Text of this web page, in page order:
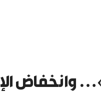
وانخفاض